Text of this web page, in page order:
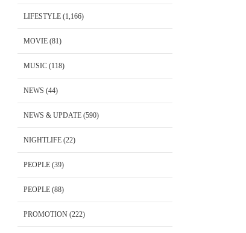
LIFESTYLE(1,166)
MOVIE(81)
MUSIC(118)
NEWS (44)
NEWS & UPDATE(590)
NIGHTLIFE(22)
PEOPLE(39)
PEOPLE(88)
PROMOTION(222)